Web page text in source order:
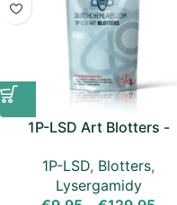
1P-LSD Art Blotters -
1P-LSD, Blotters,
Lysergamidy